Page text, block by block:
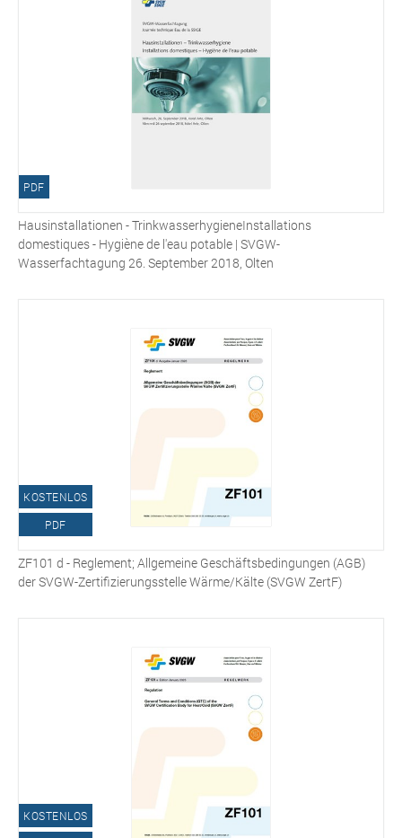
PDF
Hausinstallationen - TrinkwasserhygieneInstallations
domestiques - Hygiène de l'eau potable | SVGW-
Wasserfachtagung 26. September 2018, Olten
KOSTENLOS
PDF
ZF101 d - Reglement; Allgemeine Geschäftsbedingungen (AGB)
der SVGW-Zertifizierungsstelle Wärme/Kälte (SVGW ZertF)
KOSTENLOS